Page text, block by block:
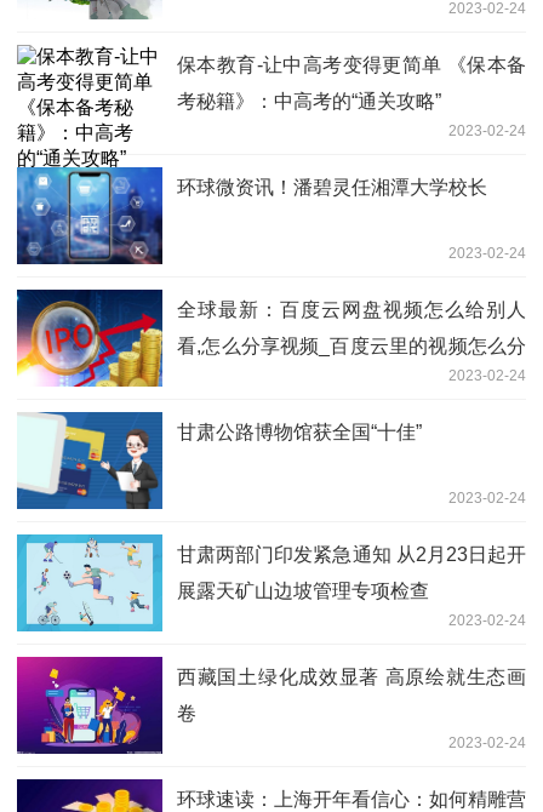
2023-02-24
保本教育-让中高考变得更简单 《保本备
考秘籍》：中高考的“通关攻略”
2023-02-24
环球微资讯！潘碧灵任湘潭大学校长
2023-02-24
全球最新：百度云网盘视频怎么给别人
看,怎么分享视频_百度云里的视频怎么分
2023-02-24
甘肃公路博物馆获全国“十佳”
2023-02-24
甘肃两部门印发紧急通知 从2月23日起开
展露天矿山边坡管理专项检查
2023-02-24
西藏国土绿化成效显著 高原绘就生态画
卷
2023-02-24
环球速读：上海开年看信心：如何精雕营